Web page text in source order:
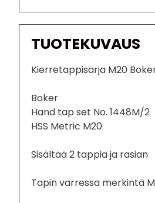
TUOTEKUVAUS
Kierretappisarja M20
Boker
Hand tap set No. 1448M/2
HSS Metric M20
Sisältää 2 tappia ja rasian
Tapin varressa merkintä